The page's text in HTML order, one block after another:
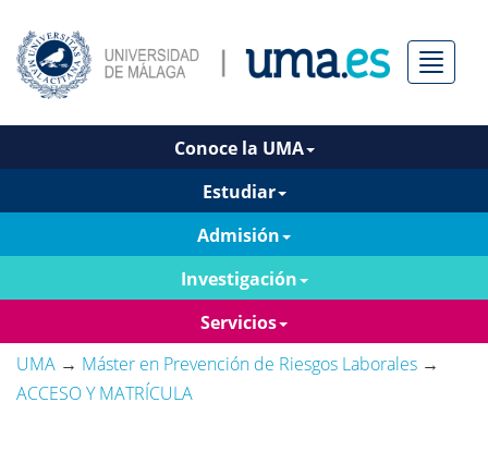
Menú
Conoce la UMA
Estudiar
Admisión
Investigación
Servicios
UMA → Máster en Prevención de Riesgos Laborales →
ACCESO Y MATRÍCULA